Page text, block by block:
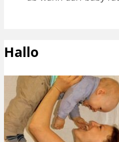
Hallo